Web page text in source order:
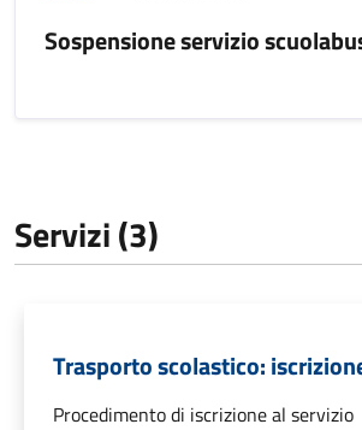
Sospensione servizio
Servizi (3)
Trasporto scolastico:
Procedimento di iscrizione al servizio